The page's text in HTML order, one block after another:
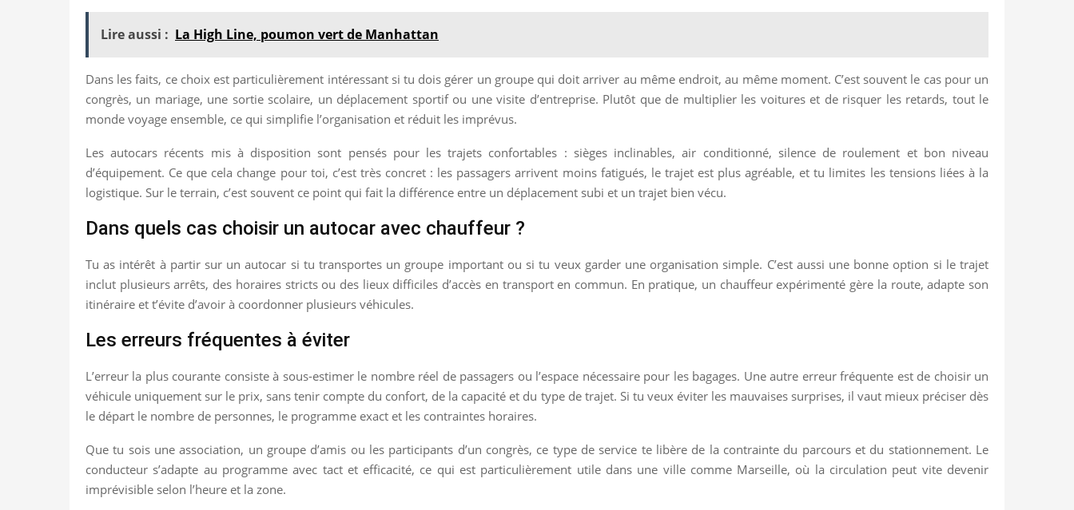
Lire aussi : La High Line, poumon vert de Manhattan
Dans les faits, ce choix est particulièrement intéressant si tu dois gérer un groupe qui doit arriver au même endroit, au même moment. C’est souvent le cas pour un
congrès, un mariage, une sortie scolaire, un déplacement sportif ou une visite d’entreprise. Plutôt que de multiplier les voitures et de risquer les retards, tout le
monde voyage ensemble, ce qui simplifie l’organisation et réduit les imprévus.
Les autocars récents mis à disposition sont pensés pour les trajets confortables : sièges inclinables, air conditionné, silence de roulement et bon niveau
d’équipement. Ce que cela change pour toi, c’est très concret : les passagers arrivent moins fatigués, le trajet est plus agréable, et tu limites les tensions liées à la
logistique. Sur le terrain, c’est souvent ce point qui fait la différence entre un déplacement subi et un trajet bien vécu.
Dans quels cas choisir un autocar avec chauffeur ?
Tu as intérêt à partir sur un autocar si tu transportes un groupe important ou si tu veux garder une organisation simple. C’est aussi une bonne option si le trajet
inclut plusieurs arrêts, des horaires stricts ou des lieux difficiles d’accès en transport en commun. En pratique, un chauffeur expérimenté gère la route, adapte son
itinéraire et t’évite d’avoir à coordonner plusieurs véhicules.
Les erreurs fréquentes à éviter
L’erreur la plus courante consiste à sous-estimer le nombre réel de passagers ou l’espace nécessaire pour les bagages. Une autre erreur fréquente est de choisir un
véhicule uniquement sur le prix, sans tenir compte du confort, de la capacité et du type de trajet. Si tu veux éviter les mauvaises surprises, il vaut mieux préciser dès
le départ le nombre de personnes, le programme exact et les contraintes horaires.
Que tu sois une association, un groupe d’amis ou les participants d’un congrès, ce type de service te libère de la contrainte du parcours et du stationnement. Le
conducteur s’adapte au programme avec tact et efficacité, ce qui est particulièrement utile dans une ville comme Marseille, où la circulation peut vite devenir
imprévisible selon l’heure et la zone.